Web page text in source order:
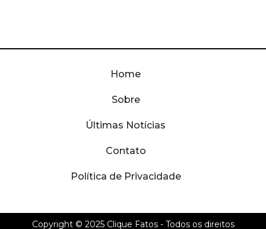
Home
Sobre
Últimas Notícias
Contato
Política de Privacidade
Copyright © 2025 Clique Fatos- Todos os direitos